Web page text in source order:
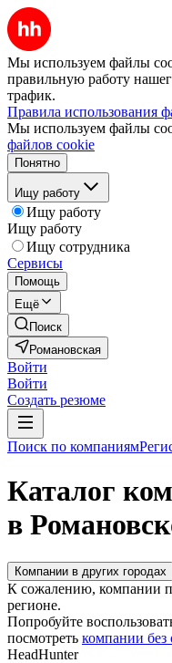
Мы используем файлы
правильную работу
трафик.
Правила использования
Мы используем файлы
файлов cookie
Понятно
Ищу работу
Ищу работу
Ищу работу
Ищу сотрудника
Сервисы
Помощь
Ещё
Поиск
Романовская
Войти
Войти
Создать резюме
Поиск по компаниям
Каталог
в
Компании в других городах
К сожалению, компании
регионе.
Попробуйте
посмотреть компании без
HeadHunter